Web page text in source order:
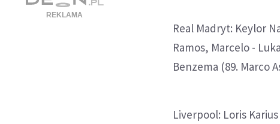
Real Madryt: Keylor
Ramos, Marcelo -
Benzema (89. Marco
Liverpool: Loris